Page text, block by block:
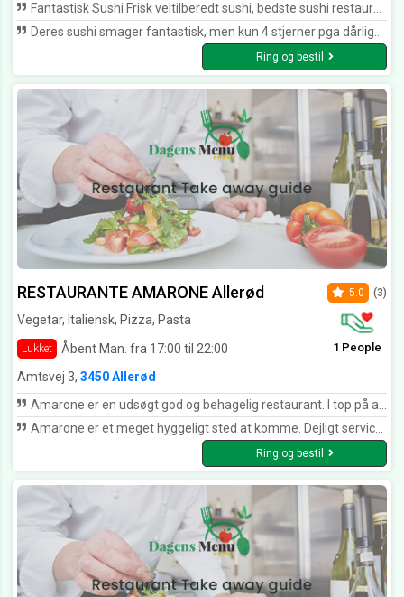
Fantastisk Sushi Frisk veltilberedt sushi, bedste sushi restaurant vi har besøgt, Kan varmt anbefales ⭐️⭐️⭐️⭐️⭐️⭐️⭐️⭐️⭐️⭐️
Deres sushi smager fantastisk, men kun 4 stjerner pga dårlig= ingen betjening ifm egen bærepose, hvor han blot stillede frem istedet for direkte ned i posen, som ville have taget samme tid for ham, og meget nemmere for mig. Mangler lige den helt personlige betjening, hvor man lige mærker personen bag.
Ring og bestil
RESTAURANTE AMARONE Allerød
Vegetar, Italiensk, Pizza, Pasta
Lukket Åbent Man. fra 17:00 til 22:00
5.0 (3)
1 People
Amtsvej 3, 3450 Allerød
Amarone er en udsøgt god og behagelig restaurant. I top på alle parametre. God fornøjelse til alle der finder derhen. Der er gode parkeringsforhold og ikke langt fra Allerød St.
Amarone er et meget hyggeligt sted at komme. Dejligt service minded personale, lækker mad og bare rigtig god stemning. Er blevet vores favorit restaurant i Allerød.
Ring og bestil